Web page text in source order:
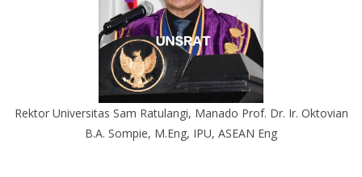
Rektor Universitas Sam Ratulangi, Manado Prof. Dr. Ir. Oktovian
B.A. Sompie, M.Eng, IPU, ASEAN Eng